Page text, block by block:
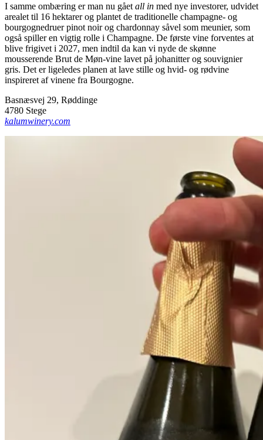
I samme ombæring er man nu gået all in med nye investorer, udvidet
arealet til 16 hektarer og plantet de traditionelle champagne- og
bourgognedruer pinot noir og chardonnay såvel som meunier, som
også spiller en vigtig rolle i Champagne. De første vine forventes at
blive frigivet i 2027, men indtil da kan vi nyde de skønne
mousserende Brut de Møn-vine lavet på johanitter og souvignier
gris. Det er ligeledes planen at lave stille og hvid- og rødvine
inspireret af vinene fra Bourgogne.
Basnæsvej 29, Røddinge
4780 Stege
kalumwinery.com